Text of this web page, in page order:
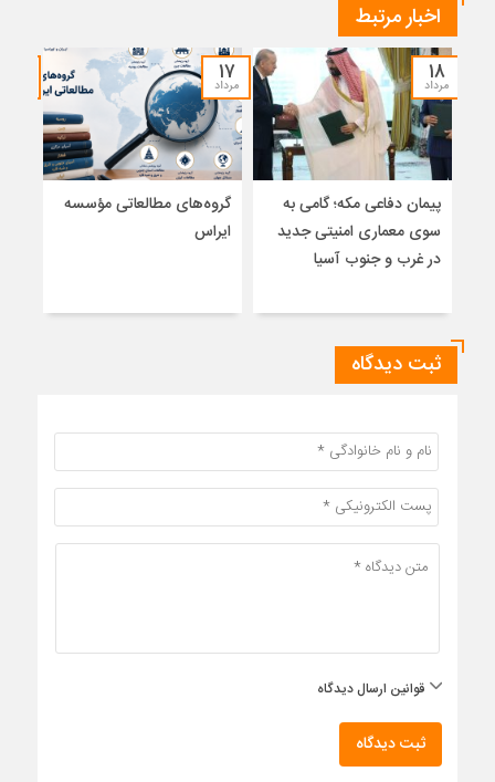
اخبار مرتبط
۱۸
مرداد
پیمان دفاعی مکه؛ گامی به
سوی معماری امنیتی جدید
در غرب و جنوب آسیا
۱۷
مرداد
گروه‌های مطالعاتی مؤسسه
ایراس
ثبت دیدگاه
قوانین ارسال دیدگاه
ثبت دیدگاه